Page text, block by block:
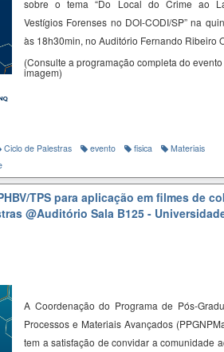
sobre o tema “Do Local do Crime ao
Vestígios Forenses no DOI-CODI/SP” na
às 18h30min, no Auditório Fernando Ribeiro
(Consulte a programação completa do
imagem)
Ciclo de Palestras evento fisica
Materiais
TPS para aplicação em filmes de
@Auditório Sala B125 -
A Coordenação do Programa de Pós-
Processos e Materiais Avançados
tem a satisfação de convidar a comunidade